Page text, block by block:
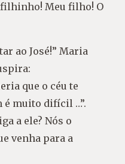
filhinho! Meu filho! O
ao José!” Maria
que o céu te
é muito difícil …”.
a ele? Nós o
venha para a